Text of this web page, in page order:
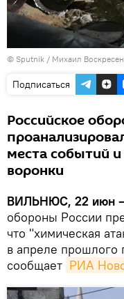
© Sputnik / Михаил
Подписаться
Российское
места событий
воронки
ВИЛЬНЮС, 22 июн
обороны России
что "химическая
в апреле прошлого
сообщает РИА